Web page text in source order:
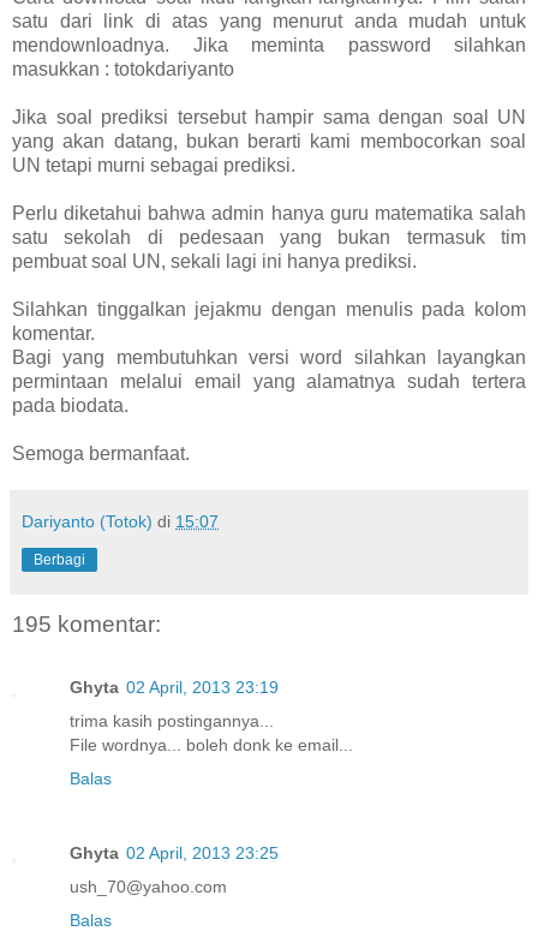
satu dari link di atas yang menurut anda mudah untuk
mendownloadnya. Jika meminta password silahkan
masukkan : totokdariyanto
Jika soal prediksi tersebut hampir sama dengan soal UN
yang akan datang, bukan berarti kami membocorkan soal
UN tetapi murni sebagai prediksi.
Perlu diketahui bahwa admin hanya guru matematika salah
satu sekolah di pedesaan yang bukan termasuk tim
pembuat soal UN, sekali lagi ini hanya prediksi.
Silahkan tinggalkan jejakmu dengan menulis pada kolom
komentar.
Bagi yang membutuhkan versi word silahkan layangkan
permintaan melalui email yang alamatnya sudah tertera
pada biodata.
Semoga bermanfaat.
Dariyanto (Totok) di 15:07
Berbagi
195 komentar:
Ghyta 02 April, 2013 23:19
trima kasih postingannya...
File wordnya... boleh donk ke email...
Balas
Ghyta 02 April, 2013 23:25
ush_70@yahoo.com
Balas